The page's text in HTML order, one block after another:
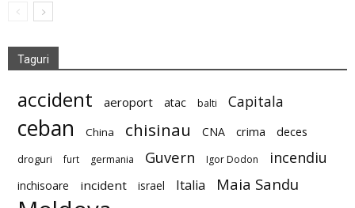
Taguri
accident aeroport atac balti Capitala
ceban China chisinau CNA crima deces
droguri furt germania Guvern Igor Dodon incendiu
inchisoare incident israel Italia Maia Sandu